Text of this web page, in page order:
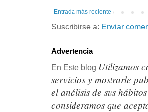
Entrada más reciente
Suscribirse a: Enviar
Advertencia
En Este blog Utilizamos
servicios y mostrarle
el análisis de sus
consideramos que